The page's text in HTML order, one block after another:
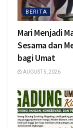
BERITA
Mari Menjadi
Sesama dan
bagi Umat
AUGUST 5, 2026